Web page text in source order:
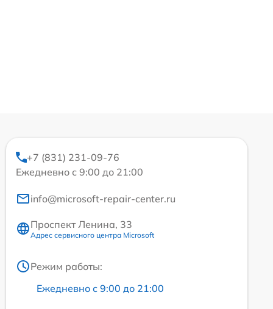
+7 (831) 231-09-76
Ежедневно с 9:00 до 21:00
info@microsoft-repair-center.ru
Проспект Ленина, 33
Адрес сервисного центра Microsoft
Режим работы:
Ежедневно с 9:00 до 21:00